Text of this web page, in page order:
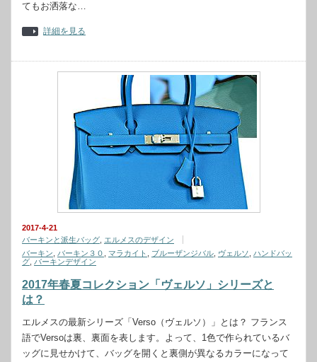
てもお洒落な…
詳細を見る
2017-4-21
バーキンと派生バッグ エルメスのデザイン
バーキン
バーキン３０ マラカイト ブルーザンジバル ヴェルソ ハンドバッ
グ バーキンデザイン
2017年春夏コレクション「ヴェルソ」シリーズと
は？
エルメスの最新シリーズ「Verso（ヴェルソ）」とは？ フランス
語でVersoは裏、裏面を表します。よって、1色で作られているバ
ッグに見せかけて、バッグを開くと裏側が異なるカラーになって